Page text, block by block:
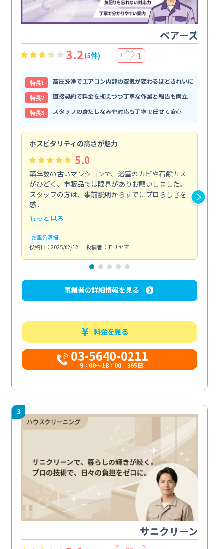
ベアーズ
3.2 (5件) ＋ 1
特⻑1
高圧洗浄でエアコン内部の空気が変わるほどきれいに
特⻑2
直接契約で料金を抑えつつ丁寧な作業と報告も両立
特⻑3
スタッフの身だしなみや対応も丁寧で任せて安心
ホスピタリティの高さが魅力
5.0
築年数の古いマンションで、浴室のカビや石鹸カス
がひどく、市販品では限界がありお願いしました。
スタッフの方は、事前説明からすでにプロらしさを
感...
もっと見る
お風呂清掃
投稿日：2025/02/12
投稿者：モリヤマ
事業者の詳細情報を見る
料金を見る
03-5640-0211
9：00～18：00 365日
3
サニクリーン